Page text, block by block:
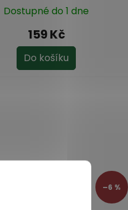
Dostupné do 1 dne
159 Kč
Do košíku
–6 %